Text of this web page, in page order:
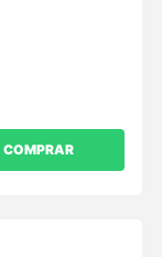
COMPRAR